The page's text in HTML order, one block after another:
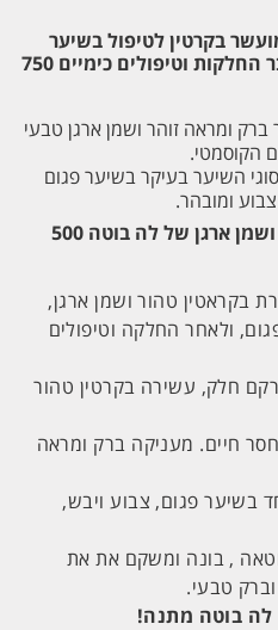
בקרטין לטיפול בשיער
יבש, צבוע ופגום ולשיער שעבר החלקות וטיפולים כימיים 750
ומראה זוהר ושמן ארגן טבעי
הקוסמטי.
השיער בעיקר בשיער פגום
ומובהר.
מסכה לשיער אינטנסיב קרטין ושמן ארגן של לה בוטה 500
בקראטין טהור ושמן ארגן,
ולאחר החלקה וטיפולים
חלק, עשירה בקרטין טהור
חיים. מעניקה ברק ומראה
בשיער פגום, צבוע ויבש,
, בונה ומשקם את את
טבעי.
לה בוטה מתנה!